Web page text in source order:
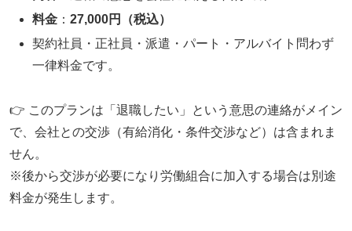
料金 ：27,000円（税込）
契約社員・正社員・派遣・パート・アルバイト問わず
一律料金です。
👉 このプランは「退職したい」という意思の連絡がメイン
で、会社との交渉（有給消化・条件交渉など）は含まれま
せん。
※後から交渉が必要になり労働組合に加入する場合は別途
料金が発生します。